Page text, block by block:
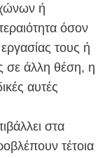
ή
όσον
τους ή
σε άλλη θέση, η
αυτές
στα
τέτοια